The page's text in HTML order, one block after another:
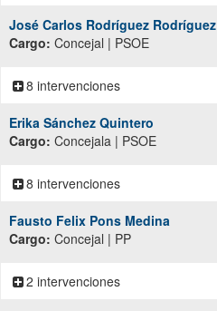
José Carlos Rodríguez Rodríguez
Cargo: Concejal | PSOE
8 intervenciones
Erika Sánchez Quintero
Cargo: Concejala | PSOE
8 intervenciones
Fausto Felix Pons Medina
Cargo: Concejal | PP
2 intervenciones